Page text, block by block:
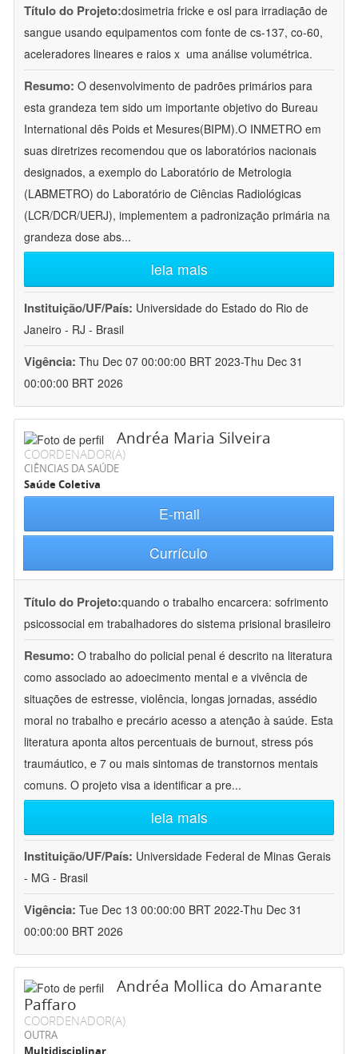
Título do Projeto:dosimetria fricke e osl para irradiação de
sangue usando equipamentos com fonte de cs-137, co-60,
aceleradores lineares e raios x  uma análise volumétrica.
Resumo: O desenvolvimento de padrões primários para
esta grandeza tem sido um importante objetivo do Bureau
International dês Poids et Mesures(BIPM).O INMETRO em
suas diretrizes recomendou que os laboratórios nacionais
designados, a exemplo do Laboratório de Metrologia
(LABMETRO) do Laboratório de Ciências Radiológicas
(LCR/DCR/UERJ), implementem a padronização primária na
grandeza dose abs...
leia mais
Instituição/UF/País: Universidade do Estado do Rio de
Janeiro - RJ - Brasil
Vigência: Thu Dec 07 00:00:00 BRT 2023-Thu Dec 31
00:00:00 BRT 2026
Andréa Maria Silveira
COORDENADOR(A)
CIÊNCIAS DA SAÚDE
Saúde Coletiva
E-mail
Currículo
Título do Projeto:quando o trabalho encarcera: sofrimento
psicossocial em trabalhadores do sistema prisional brasileiro
Resumo: O trabalho do policial penal é descrito na literatura
como associado ao adoecimento mental e a vivência de
situações de estresse, violência, longas jornadas, assédio
moral no trabalho e precário acesso a atenção à saúde. Esta
literatura aponta altos percentuais de burnout, stress pós
traumáutico, e 7 ou mais sintomas de transtornos mentais
comuns. O projeto visa a identificar a pre...
leia mais
Instituição/UF/País: Universidade Federal de Minas Gerais
- MG - Brasil
Vigência: Tue Dec 13 00:00:00 BRT 2022-Thu Dec 31
00:00:00 BRT 2026
Andréa Mollica do Amarante
Paffaro
COORDENADOR(A)
OUTRA
Multidisciplinar